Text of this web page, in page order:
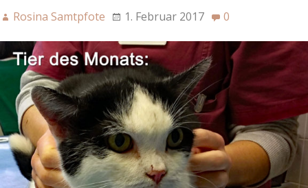
Rosina Samtpfote 1. Februar 2017 0